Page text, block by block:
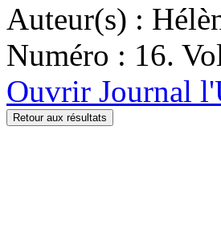
Auteur(s) :
Numéro : 16.
Ouvrir Journal
Retour aux résultats